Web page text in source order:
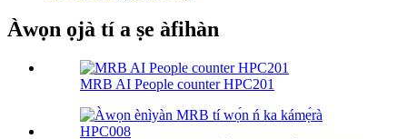
Àwọn ọjà tí a ṣe àfihàn
MRB AI People counter HPC201